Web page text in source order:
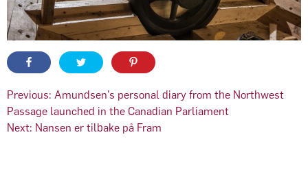
Innleggsnavigasjon
Previous: Amundsen’s personal diary from the Northwest
Passage launched in the Canadian Parliament
Next: Nansen er tilbake på Fram